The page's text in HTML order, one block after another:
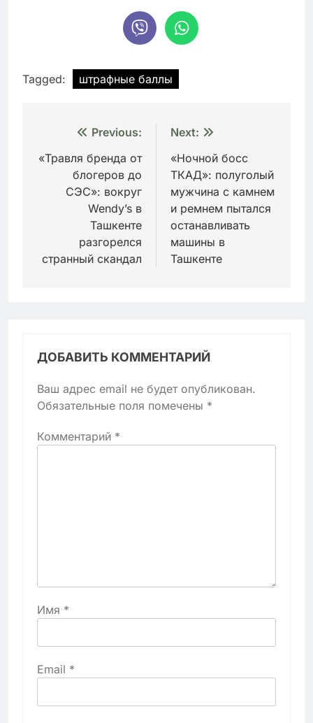
Tagged: штрафные баллы
Навигация
по
записям
Previous:
«Травля бренда от
блогеров до
СЭС»: вокруг
Wendy’s в
Ташкенте
разгорелся
странный скандал
Next:
«Ночной босс
ТКАД»: полуголый
мужчина с камнем
и ремнем пытался
останавливать
машины в
Ташкенте
ДОБАВИТЬ КОММЕНТАРИЙ
Ваш адрес email не будет опубликован.
Обязательные поля помечены *
Комментарий *
Имя *
Email *